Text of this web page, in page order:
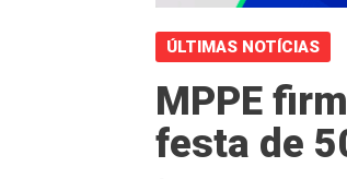
ÚLTIMAS NOTÍCIAS
MPPE
festa de